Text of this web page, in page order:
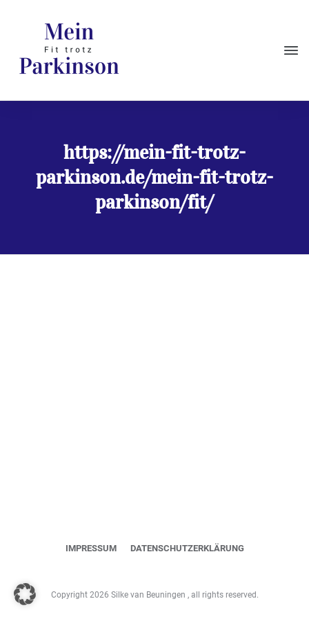
https://mein-fit-trotz-
parkinson.de/mein-fit-trotz-
parkinson/fit/
IMPRESSUM DATENSCHUTZERKLÄRUNG
Copyright 2026 Silke van Beuningen , all rights reserved.